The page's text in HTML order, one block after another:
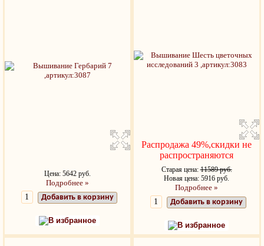
Цена: 5642 руб.
Подробнее »
Добавить в корзину
В избранное
Распродажа 49%,скидки не
распространяются
Старая цена:11589 руб.
Новая цена: 5916 руб.
Подробнее »
Добавить в корзину
В избранное